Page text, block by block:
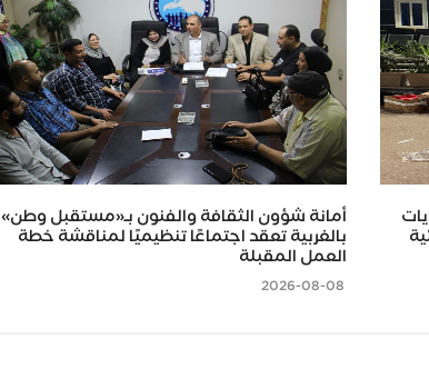
أمانة شؤون الثقافة والفنون بـ«مستقبل وطن»
بالغربية تعقد اجتماعًا تنظيميًا لمناقشة خطة
العمل المقبلة